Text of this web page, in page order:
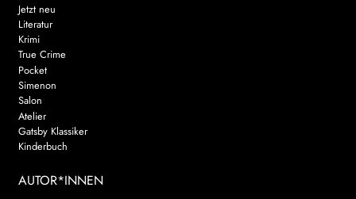
Jetzt neu
Literatur
Krimi
True Crime
Pocket
Simenon
Salon
Atelier
Gatsby Klassiker
Kinderbuch
AUTOR*INNEN